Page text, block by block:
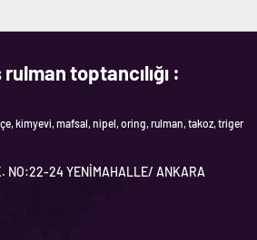
toptancılığı :
kimyevi, mafsal, nipel, oring, rulman, takoz, triger
NO:22-24 YENİMAHALLE/ ANKARA